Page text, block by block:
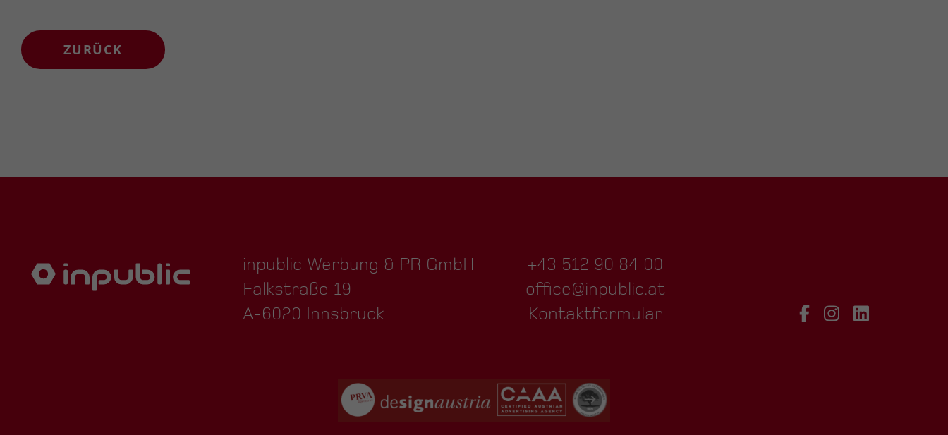
ZURÜCK
inpublic Werbung & PR GmbH
Falkstraße 19
A-6020 Innsbruck
+43 512 90 84 00
office@inpublic.at
Kontaktformular